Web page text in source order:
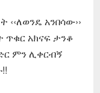
አንበሳው››
አክናፍ ታንቆ
ምን ሊቀርብኝ